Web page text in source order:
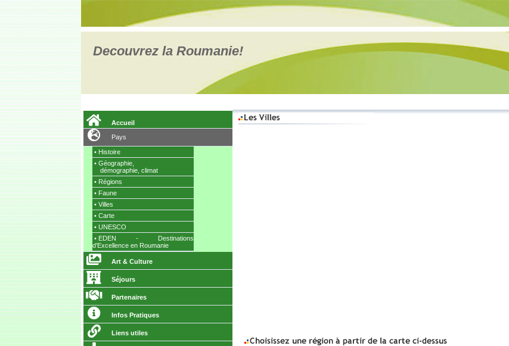
Decouvrez la Roumanie!
Accueil
Pays
• Histoire
• Géographie,
démographie , climat
• Régions
• Faune
• Villes
• Carte
• UNESCO
• EDEN - Destinations
d'Excellence en Roumanie
Art & Culture
Séjours
Partenaires
Infos Pratiques
Liens utiles